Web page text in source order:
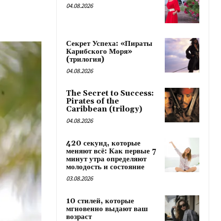
04.08.2026
Секрет Успеха: «Пираты
Карибского Моря»
(трилогия)
04.08.2026
The Secret to Success:
Pirates of the
Caribbean (trilogy)
04.08.2026
420 секунд, которые
меняют всё: Как первые 7
минут утра определяют
молодость и состояние
03.08.2026
10 стилей, которые
мгновенно выдают ваш
возраст